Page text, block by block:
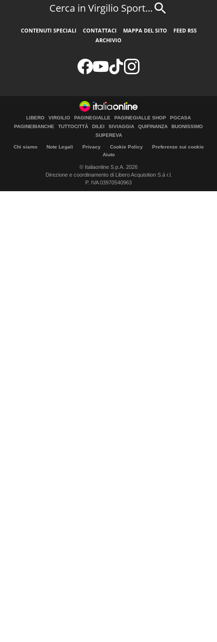
Cerca in Virgilio Sport...
CONTENUTI SPECIALI CONTATTACI MAPPA DEL SITO
FEED RSS
ARCHIVIO
LIBERO VIRGILIO PAGINEGIALLE PAGINEGIALLE SHOP
PGCASA
PAGINEBIANCHE
TUTTOCITTÀ DILEI SIVIAGGIA QUIFINANZA
BUONISSIMO
SUPEREVA
Chi siamo Note Legali Privacy Cookie Policy
Preferenze sui cookie
Aiuto
© Italiaonline S.p.A. 2026
Direzione e coordinamento di Libero Acquisition S.á r.l.
P. IVA 03970540963